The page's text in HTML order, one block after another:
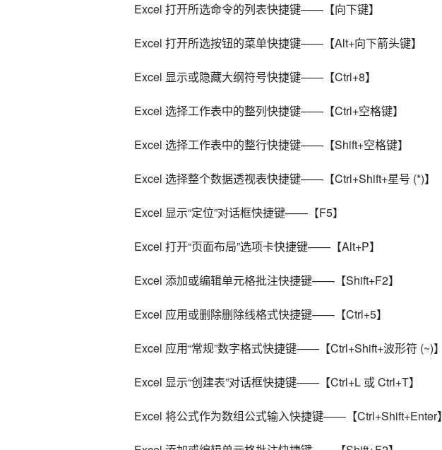
    Excel 打开所选命令的列表快捷键——【向下键】
    Excel 打开所选按钮的菜单快捷键——【Alt+向下箭头键】
    Excel 显示或隐藏大纲符号快捷键——【Ctrl+8】
    Excel 选择工作表中的整列快捷键——【Ctrl+空格键】
    Excel 选择工作表中的整行快捷键——【Shift+空格键】
    Excel 选择整个数据透视表快捷键——【Ctrl+Shift+星号 (*)】
    Excel 显示“定位”对话框快捷键——【F5】
    Excel 打开“页面布局”选项卡快捷键——【Alt+P】
    Excel 添加或编辑单元格批注快捷键——【Shift+F2】
    Excel 应用或删除删除线格式快捷键——【Ctrl+5】
    Excel 应用“常规”数字格式快捷键——【Ctrl+Shift+波形符 (~)】
    Excel 显示“创建表”对话框快捷键——【Ctrl+L 或 Ctrl+T】
    Excel 将公式作为数组公式输入快捷键——【Ctrl+Shift+Enter】